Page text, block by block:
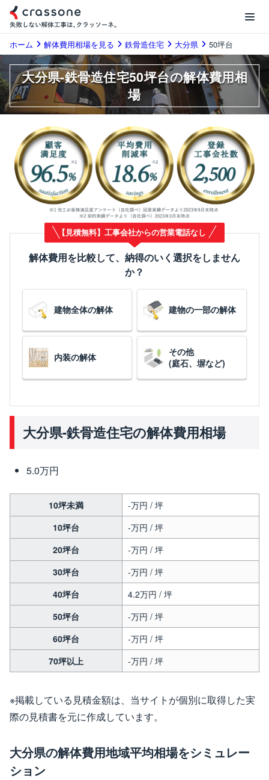
ホーム 解体費用相場を見る 鉄骨造住宅 大分県 50坪台
大分県-鉄骨造住宅50坪台の解体費用相
場
【見積無料】工事会社からの営業電話なし
解体費用を比較して、納得のいく選択をしません
か？
建物全体の解体 建物の一部の解体
内装の解体
その他
(庭石、塀など)
大分県-鉄骨造住宅の解体費用相場
5.0万円
10坪未満
-万円 / 坪
10坪台
-万円 / 坪
20坪台
-万円 / 坪
30坪台
-万円 / 坪
40坪台
4.2万円 / 坪
50坪台
-万円 / 坪
60坪台
-万円 / 坪
70坪以上
-万円 / 坪
※掲載している見積金額は、当サイトが個別に取得した実
際の見積書を元に作成しています。
大分県の解体費用地域平均相場をシミュレー
ション